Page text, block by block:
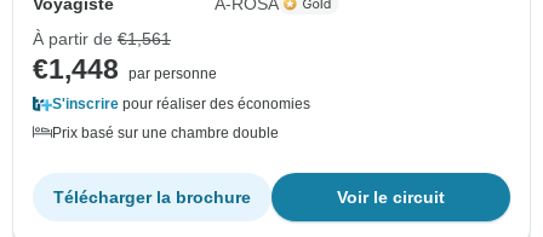
À partir de €1,561
€1,448
par personne
S'inscrire pour réaliser des économies
Prix basé sur une chambre double
Voir le circuit
Télécharger la brochure